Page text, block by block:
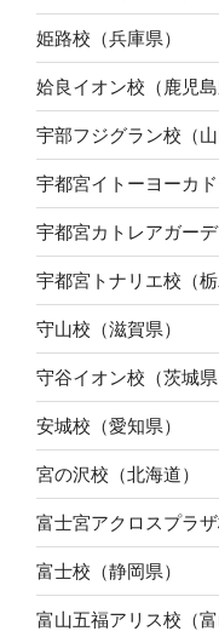
姫路校（兵庫県）
姶良イオン校（鹿児島
宇部フジグラン校（山
宇都宮イトーヨーカド
宇都宮カトレアガーデ
宇都宮トナリエ校（栃
守山校（滋賀県）
守谷イオン校（茨城県
安城校（愛知県）
宮の沢校（北海道）
富士宮アクロスプラザ
富士校（静岡県）
富山五福アリス校（富